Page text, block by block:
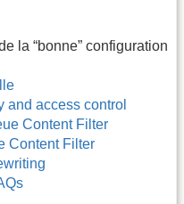
la “bonne” configuration
and access control
Content Filter
Content Filter